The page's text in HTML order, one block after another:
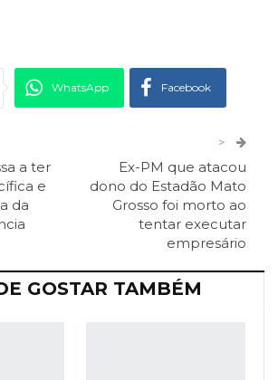
WhatsApp Facebook
O email
a ter
e
da
>
Ex-PM que atacou
dono do Estadão Mato
Grosso foi morto ao
tentar executar
empresário
GOSTAR TAMBÉM